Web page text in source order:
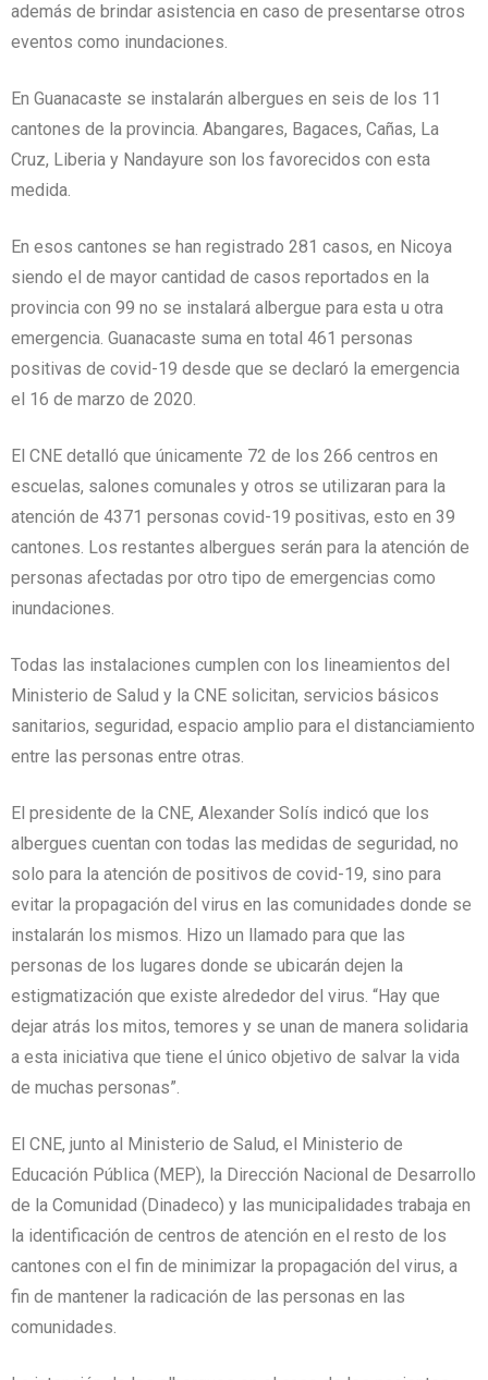
además de brindar asistencia en caso de presentarse otros
eventos como inundaciones.
En Guanacaste se instalarán albergues en seis de los 11
cantones de la provincia. Abangares, Bagaces, Cañas, La
Cruz, Liberia y Nandayure son los favorecidos con esta
medida.
En esos cantones se han registrado 281 casos, en Nicoya
siendo el de mayor cantidad de casos reportados en la
provincia con 99 no se instalará albergue para esta u otra
emergencia. Guanacaste suma en total 461 personas
positivas de covid-19 desde que se declaró la emergencia
el 16 de marzo de 2020.
El CNE detalló que únicamente 72 de los 266 centros en
escuelas, salones comunales y otros se utilizaran para la
atención de 4371 personas covid-19 positivas, esto en 39
cantones. Los restantes albergues serán para la atención de
personas afectadas por otro tipo de emergencias como
inundaciones.
Todas las instalaciones cumplen con los lineamientos del
Ministerio de Salud y la CNE solicitan, servicios básicos
sanitarios, seguridad, espacio amplio para el distanciamiento
entre las personas entre otras.
El presidente de la CNE, Alexander Solís indicó que los
albergues cuentan con todas las medidas de seguridad, no
solo para la atención de positivos de covid-19, sino para
evitar la propagación del virus en las comunidades donde se
instalarán los mismos. Hizo un llamado para que las
personas de los lugares donde se ubicarán dejen la
estigmatización que existe alrededor del virus. “Hay que
dejar atrás los mitos, temores y se unan de manera solidaria
a esta iniciativa que tiene el único objetivo de salvar la vida
de muchas personas”.
El CNE, junto al Ministerio de Salud, el Ministerio de
Educación Pública (MEP), la Dirección Nacional de Desarrollo
de la Comunidad (Dinadeco) y las municipalidades trabaja en
la identificación de centros de atención en el resto de los
cantones con el fin de minimizar la propagación del virus, a
fin de mantener la radicación de las personas en las
comunidades.